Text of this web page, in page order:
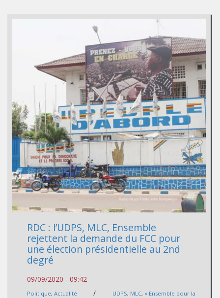
RDC : l’UDPS, MLC, Ensemble
rejettent la demande du FCC pour
une élection présidentielle au 2nd
degré
09/09/2020 - 09:42
Politique, Actualité / UDPS, MLC, « Ensemble pour la